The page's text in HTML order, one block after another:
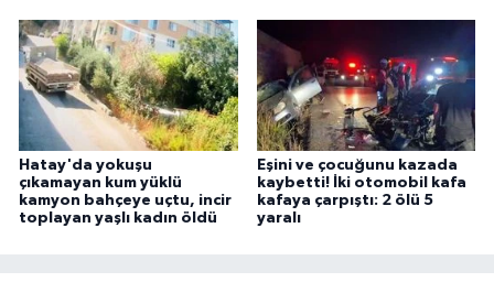
Hatay'da yokuşu
çıkamayan kum yüklü
kamyon bahçeye uçtu, incir
toplayan yaşlı kadın öldü
Eşini ve çocuğunu kazada
kaybetti! İki otomobil kafa
kafaya çarpıştı: 2 ölü 5
yaralı